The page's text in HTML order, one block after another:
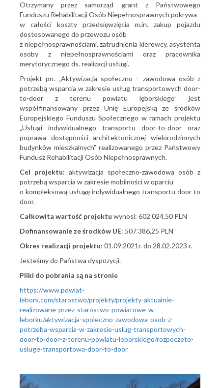
Otrzymany przez samorząd grant z Państwowego
Funduszu Rehabilitacji Osób Niepełnosprawnych pokrywa
w całości koszty przedsięwzięcia m.in. zakup pojazdu
dostosowanego do przewozu osób
z niepełnosprawnościami, zatrudnienia kierowcy, asystenta
osoby z niepełnosprawnościami oraz pracownika
merytorycznego ds. realizacji usługi.
Projekt pn. „Aktywizacja społeczno – zawodowa osób z
potrzebą wsparcia w zakresie usług transportowych door-
to-door z terenu powiatu lęborskiego” jest
współfinansowany przez Unię Europejską ze środków
Europejskiego Funduszu Społecznego w ramach projektu
„Usługi indywidualnego transportu door-to-door oraz
poprawa dostępności architektonicznej wielorodzinnych
budynków mieszkalnych” realizowanego przez Państwowy
Fundusz Rehabilitacji Osób Niepełnosprawnych.
Cel projektu: aktywizacja społeczno-zawodowa osób z
potrzebą wsparcia w zakresie mobilności w oparciu
o kompleksową usługę indywidualnego transportu door to
door.
Całkowita wartość projektu wynosi: 602 024,50 PLN
Dofinansowanie ze środków UE: 507 386,25 PLN
Okres realizacji projektu: 01.09.2021r. do 28.02.2023 r.
Jesteśmy do Państwa dyspozycji.
Pliki do pobrania są na stronie
https://www.powiat-
lebork.com/starostwo/projekty/projekty-aktualnie-
realizowane-przez-starostwo-powiatowe-w-
leborku/aktywizacja-spoleczno-zawodowa-osob-z-
potrzeba-wsparcia-w-zakresie-uslug-transportowych-
door-to-door-z-terenu-powiatu-leborskiego/rozpoczeto-
usluge-transportowa-door-to-door